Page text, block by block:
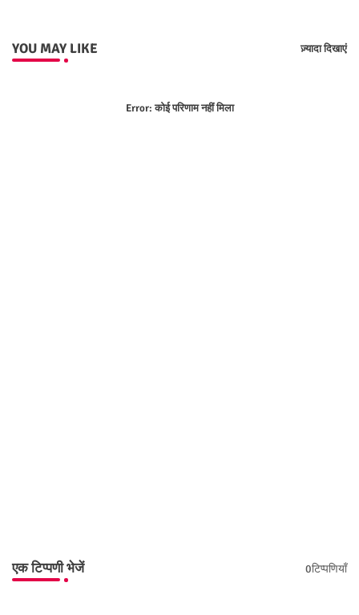
YOU MAY LIKE ज़्यादा दिखाएं
Error:कोई परिणाम नहीं मिला
एक टिप्पणी भेजें 0टिप्पणियाँ